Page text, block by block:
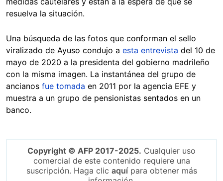
resuelva la situación.
Una búsqueda de las fotos que conforman el sello
viralizado de Ayuso condujo a esta entrevista del 10 de
mayo de 2020 a la presidenta del gobierno madrileño
con la misma imagen. La instantánea del grupo de
ancianos fue tomada en 2011 por la agencia EFE y
muestra a un grupo de pensionistas sentados en un
banco.
Copyright © AFP 2017-2025. Cualquier uso
comercial de este contenido requiere una
suscripción. Haga clic aquípara obtener más